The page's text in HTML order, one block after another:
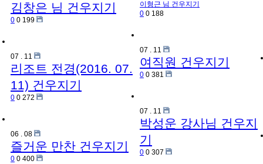
김창은 님 건우지기
0 0 199
이형근 님 건우지기
0 0 188
07 . 11
여직원 건우지기
0 0 381
07 . 11
리조트 전경(2016. 07.
11) 건우지기
0 0 272
07 . 11
박성운 강사님 건우지
기
0 0 307
06 . 08
즐거운 만찬 건우지기
0 0 400